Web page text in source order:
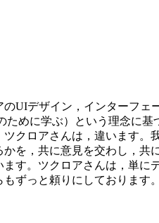
UIデザイン，インターフ
めに学ぶ）という理念に
クロアさんは，違います
を，共に意見を交わし，
す。ツクロアさんは，単
ずっと頼りにしております。